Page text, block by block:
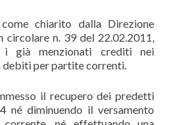
chiarito dalla Direzione
circolare n. 39 del 22.02.2011,
i già menzionati crediti nei
debiti per partite correnti.
il recupero dei predetti
né diminuendo il versamento